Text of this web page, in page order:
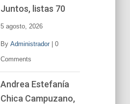
Juntos, listas 70
5 agosto, 2026
By Administrador| 0
Comments
Andrea Estefanía
Chica Campuzano,